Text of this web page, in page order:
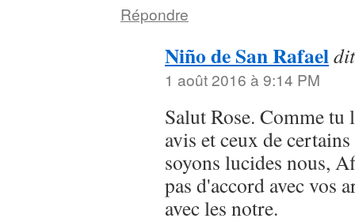
Répondre
Niño de San Rafael
1 août 2016 à 9:14 PM
Salut Rose. Comme
avis et ceux de
soyons lucides nous,
pas d'accord avec vos
avec les notre.